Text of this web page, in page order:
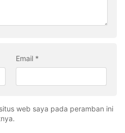
Email *
web saya pada peramban ini